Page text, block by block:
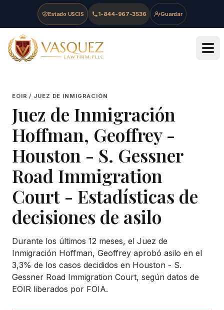
Skip to main content
Skip to navigation
Skip to footer
Estado USCIS 1-844-967-3536 Guardar
Vasquez Law Firm - Home
EOIR / JUEZ DE INMIGRACIÓN
Juez de Inmigración
Hoffman, Geoffrey-
Houston - S. Gessner
Road Immigration
Court - Estadísticas de
decisiones de asilo
Durante los últimos 12 meses, el Juez de
Inmigración Hoffman, Geoffrey aprobó asilo en el
3,3% de los casos decididos en Houston - S.
Gessner Road Immigration Court, según datos de
EOIR liberados por FOIA.